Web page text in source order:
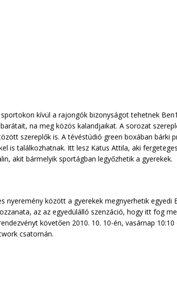
kívül a rajongók bizonyságot tehetnek
na meg közös kalandjaikat. A sorozat
szereplők is. A tévéstúdió green boxában bárki
is találkozhatnak. Itt lesz Katus Attila, aki
akit bármelyik sportágban legyőzhetik a gyerekek.
nyeremény között a gyerekek megnyerhetik
az az egyedülálló szenzáció, hogy itt fog
követően 2010. 10. 10-én, vasárnap
csatornán.